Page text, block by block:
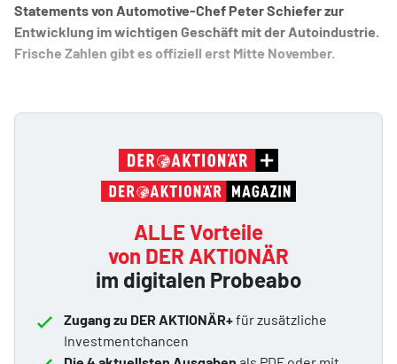
Statements von Automotive-Chef Peter Schiefer zur
Entwicklung im wichtigen Geschäft mit der Autoindustrie.
Frische Zahlen gibt es offiziell erst Mitte November.
ALLE Vorteile
von DER AKTIONÄR
im digitalen Probeabo
Zugang zu DER AKTIONÄR+für zusätzliche
Investmentchancen